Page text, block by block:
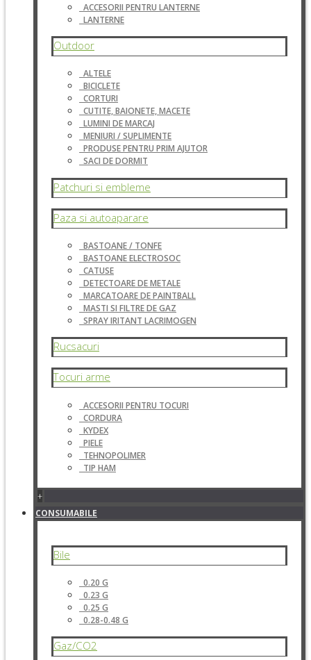
ACCESORII PENTRU LANTERNE
LANTERNE
Outdoor
ALTELE
BICICLETE
CORTURI
CUTITE, BAIONETE, MACETE
LUMINI DE MARCAJ
MENIURI / SUPLIMENTE
PRODUSE PENTRU PRIM AJUTOR
SACI DE DORMIT
Patchuri si embleme
Paza si autoaparare
BASTOANE / TONFE
BASTOANE ELECTROSOC
CATUSE
DETECTOARE DE METALE
MARCATOARE DE PAINTBALL
MASTI SI FILTRE DE GAZ
SPRAY IRITANT LACRIMOGEN
Rucsacuri
Tocuri arme
ACCESORII PENTRU TOCURI
CORDURA
KYDEX
PIELE
TEHNOPOLIMER
TIP HAM
+
CONSUMABILE
Bile
0.20 G
0.23 G
0.25 G
0.28-0.48 G
Gaz/CO2